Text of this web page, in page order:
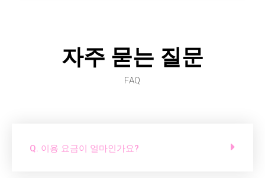
자주 묻는 질문
FAQ
Q. 이용 요금이 얼마인가요?